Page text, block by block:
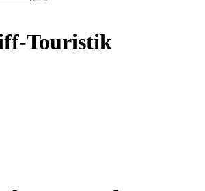
Touristik